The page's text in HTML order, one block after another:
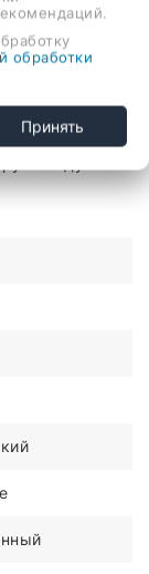
монтаж,
обработки
Принять